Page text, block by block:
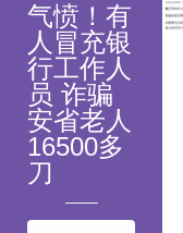
气愤！有
人冒充银
行工作人
员 诈骗
安省老人
16500多
刀